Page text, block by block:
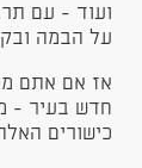
ועוד - עם
על הבמה
אז אם אתם
חדש בעיר -
כישורים